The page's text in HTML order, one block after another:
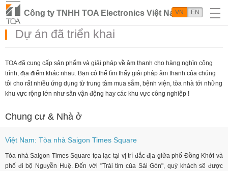
Công ty TNHH TOA Electronics Việt Nam
VN EN
Dự án đã triển khai
TOA đã cung cấp sản phẩm và giải pháp về âm thanh cho hàng nghìn công
trình, địa điểm khác nhau. Bạn có thể tìm thấy giải pháp âm thanh của chúng
tôi cho rất nhiều ứng dụng từ trung tâm mua sắm, bệnh viện, tòa nhà tới những
khu vực rộng lớn như sân vận động hay các khu vực công nghiệp !
Chung cư & Nhà ở
Việt Nam: Tòa nhà Saigon Times Square
Tòa nhà Saigon Times Square tọa lạc tại vị trí đắc địa giữa phố Đồng Khởi và
phố đi bộ Nguyễn Huệ. Đến với "Trái tim của Sài Gòn", quý khách sẽ được